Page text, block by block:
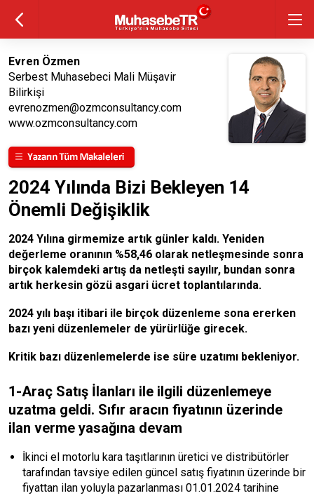
Evren Özmen
Serbest Muhasebeci Mali Müşavir
Bilirkişi
evrenozmen@ozmconsultancy.com
www.ozmconsultancy.com
2024 Yılında Bizi Bekleyen 14
Önemli Değişiklik
2024 Yılına girmemize artık günler kaldı. Yeniden
değerleme oranının %58,46 olarak netleşmesinde sonra
birçok kalemdeki artış da netleşti sayılır, bundan sonra
artık herkesin gözü asgari ücret toplantılarında.
2024 yılı başı itibari ile birçok düzenleme sona ererken
bazı yeni düzenlemeler de yürürlüğe girecek.
Kritik bazı düzenlemelerde ise süre uzatımı bekleniyor.
1-Araç Satış İlanları ile ilgili düzenlemeye
uzatma geldi. Sıfır aracın fiyatının üzerinde
ilan verme yasağına devam
İkinci el motorlu kara taşıtlarının üretici ve distribütörler
tarafından tavsiye edilen güncel satış fiyatının üzerinde bir
fiyattan ilan yoluyla pazarlanması 01.01.2024 tarihine